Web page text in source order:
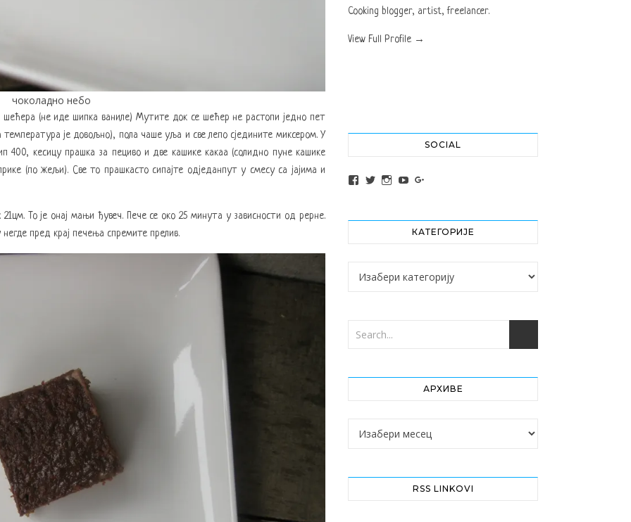
чоколадно небо
(не иде шипка ваниле) Мутите док се шећер не растопи једно пет
је довољно), пола чаше уља и све лепо сједините миксером. У
кесицу прашка за пециво и две кашике какаа (солидно пуне кашике
(по жељи). Све то прашкасто сипајте одједанпут у смесу са јајима и
То је онај мањи ђувеч. Пече се око 25 минута у зависности од рерне.
пред крај печења спремите прелив.
Cooking blogger, artist, freelancer.
View Full Profile →
SOCIAL
View altochef’s profile on Facebook
View jovancica73’s profile on Twitter
View jovancica73’s profile on Instagram
View jovancica73’s profile on YouTube
КАТЕГОРИЈЕ
Категорије
АРХИВЕ
Архиве
RSS LINKOVI